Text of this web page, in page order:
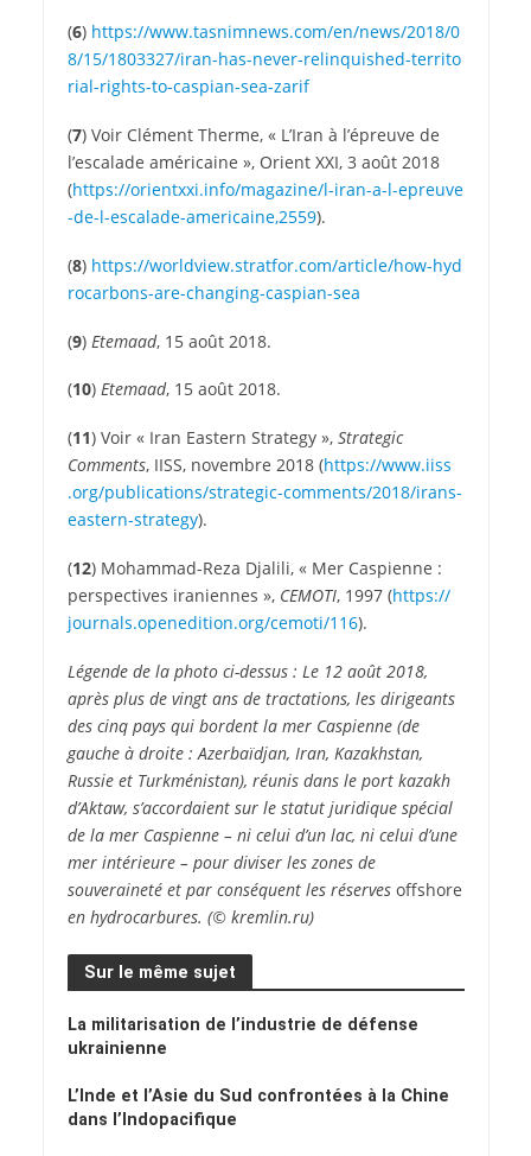
(6) https://​www​.tasnimnews​.com/​e​n​/​n​e​w​s​/​2​0​1​8​/​0​
8​/​1​5​/​1​8​0​3​3​2​7​/​i​r​a​n​-​h​a​s​-​n​e​v​e​r​-​r​e​l​i​n​q​u​i​s​h​e​d​-​t​e​r​r​i​t​o​
r​i​a​l​-​r​i​g​h​t​s​-​t​o​-​c​a​s​p​i​a​n​-​s​e​a​-​z​a​rif
(7) Voir Clément Therme, « L’Iran à l’épreuve de
l’escalade américaine », Orient XXI, 3 août 2018
(https://​orientxxi​.info/​m​a​g​a​z​i​n​e​/​l​-​i​r​a​n​-​a​-​l​-​e​p​r​e​u​v​e​
-​d​e​-​l​-​e​s​c​a​l​a​d​e​-​a​m​e​r​i​c​a​i​n​e​,​2​559).
(8) https://​worldview​.stratfor​.com/​a​r​t​i​c​l​e​/​h​o​w​-​h​y​d​
r​o​c​a​r​b​o​n​s​-​a​r​e​-​c​h​a​n​g​i​n​g​-​c​a​s​p​i​a​n​-​sea
(9) Etemaad, 15 août 2018.
(10) Etemaad, 15 août 2018.
(11) Voir « Iran Eastern Strategy », Strategic
Comments, IISS, novembre 2018 (https://​www​.iiss​
.org/​p​u​b​l​i​c​a​t​i​o​n​s​/​s​t​r​a​t​e​g​i​c​-​c​o​m​m​e​n​t​s​/​2​0​1​8​/​i​r​a​n​s​-​
e​a​s​t​e​r​n​-​s​t​r​a​t​egy).
(12) Mohammad-Reza Djalili, « Mer Caspienne :
perspectives iraniennes », CEMOTI, 1997 (https://​
journals​.openedition​.org/​c​e​m​o​t​i​/​116).
Légende de la photo ci-dessus : Le 12 août 2018,
après plus de vingt ans de tractations, les dirigeants
des cinq pays qui bordent la mer Caspienne (de
gauche à droite : Azerbaïdjan, Iran, Kazakhstan,
Russie et Turkménistan), réunis dans le port kazakh
d’Aktaw, s’accordaient sur le statut juridique spécial
de la mer Caspienne – ni celui d’un lac, ni celui d’une
mer intérieure – pour diviser les zones de
souveraineté et par conséquent les réserves offshore
en hydrocarbures. (© kremlin​.ru)
Sur le même sujet
La militarisation de l’industrie de défense
ukrainienne
L’Inde et l’Asie du Sud confrontées à la Chine
dans l’Indopacifique